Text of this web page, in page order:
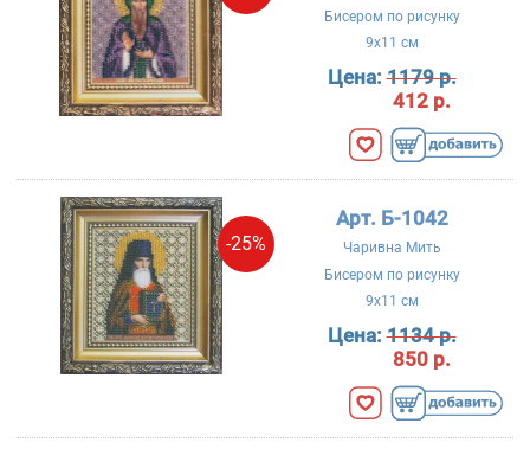
Бисером по рисунку
9x11 см
Цена:1179 р.
412 р.
-25%
Арт. Б-1042
Чаривна Мить
Бисером по рисунку
9x11 см
Цена:1134 р.
850 р.